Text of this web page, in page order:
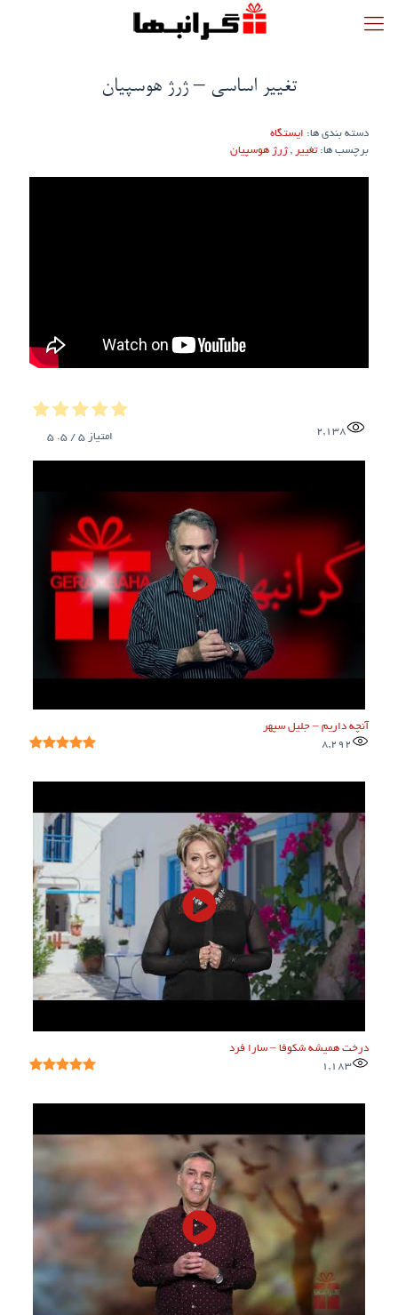
تغییر اساسی – ژرژ هوسپیان
دسته بندی ها: ایستگاه
برچسب ها:تغییر , ژرژ هوسپیان
2,138 امتیاز 5
/ 5.
5
آنچه داریم – جلیل سپهر
8,292
درخت همیشه شکوفا – سارا فرد
1,183